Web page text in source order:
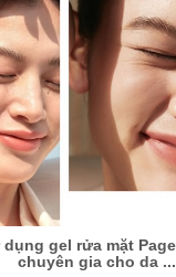
gel rửa mặt
chuyên gia cho da ...